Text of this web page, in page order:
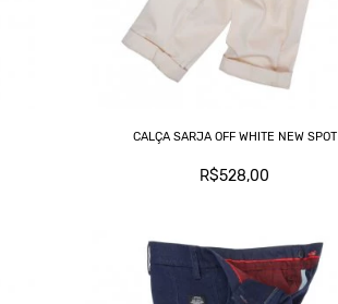
CALÇA SARJA OFF WHITE NEW SPOT
R$528,00